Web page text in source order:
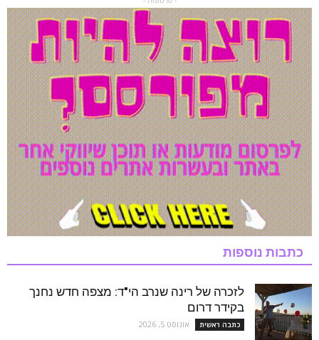
כתבות נוספות
לזכרה של רינה שנרב הי"ד: מצפה חדש נחנך
בקידר דרום
כתבה ראשית אוגוסט 5, 2026